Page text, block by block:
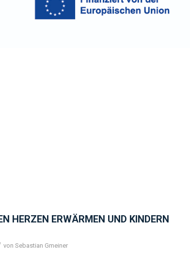
HERZEN ERWÄRMEN UND KINDERN
von Sebastian Gmeiner